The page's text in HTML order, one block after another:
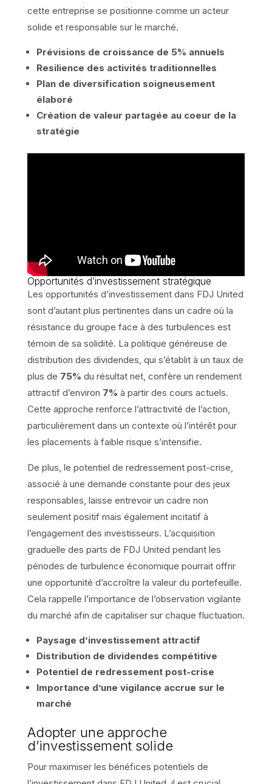
cette entreprise se positionne comme un acteur
solide et responsable sur le marché.
Prévisions de croissance de 5% annuels
Resilience des activités traditionnelles
Plan de diversification soigneusement
élaboré
Création de valeur partagée au coeur de la
stratégie
Opportunités d’investissement stratégique
Les opportunités d’investissement dans FDJ United
sont d’autant plus pertinentes dans un cadre où la
résistance du groupe face à des turbulences est
témoin de sa solidité. La politique généreuse de
distribution des dividendes, qui s’établit à un taux de
plus de 75% du résultat net, confère un rendement
attractif d’environ 7% à partir des cours actuels.
Cette approche renforce l’attractivité de l’action,
particulièrement dans un contexte où l’intérêt pour
les placements à faible risque s’intensifie.
De plus, le potentiel de redressement post-crise,
associé à une demande constante pour des jeux
responsables, laisse entrevoir un cadre non
seulement positif mais également incitatif à
l’engagement des investisseurs. L’acquisition
graduelle des parts de FDJ United pendant les
périodes de turbulence économique pourrait offrir
une opportunité d’accroître la valeur du portefeuille.
Cela rappelle l’importance de l’observation vigilante
du marché afin de capitaliser sur chaque fluctuation.
Paysage d’investissement attractif
Distribution de dividendes compétitive
Potentiel de redressement post-crise
Importance d’une vigilance accrue sur le
marché
Adopter une approche
d’investissement solide
Pour maximiser les bénéfices potentiels de